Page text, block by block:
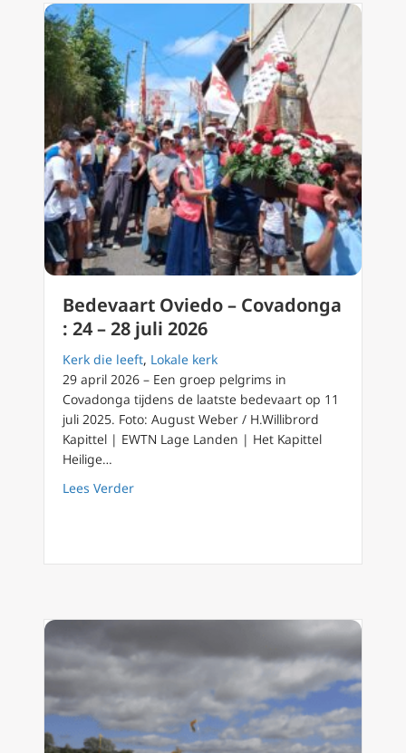
Bedevaart Oviedo – Covadonga
: 24 – 28 juli 2026
Kerk die leeft, Lokale kerk
29 april 2026 – Een groep pelgrims in
Covadonga tijdens de laatste bedevaart op 11
juli 2025. Foto: August Weber / H.Willibrord
Kapittel | EWTN Lage Landen | Het Kapittel
Heilige…
Lees Verderabout Bedevaart Oviedo – Covadonga : 24 –